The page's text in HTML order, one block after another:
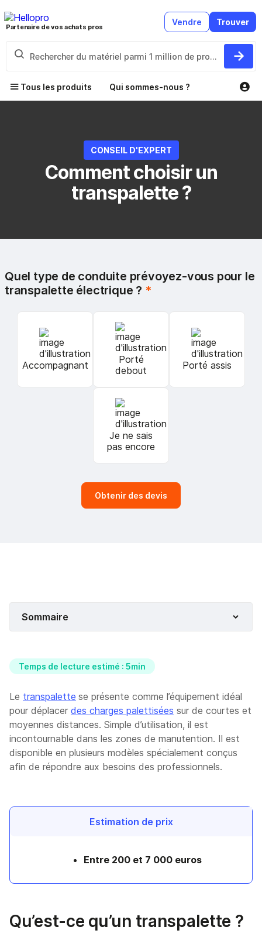
Partenaire de vos achats pros Vendre Trouver
Tous les produits Qui sommes-nous ?
CONSEIL D'EXPERT
Comment choisir un
transpalette ?
Quel type de conduite prévoyez-vous pour le
transpalette électrique ? *
Accompagnant
Porté
debout
Porté assis
Je ne sais
pas encore
Obtenir des devis
Sommaire
Temps de lecture estimé : 5min
Le transpalette se présente comme l’équipement idéal
pour déplacer des charges palettisées sur de courtes et
moyennes distances. Simple d’utilisation, il est
incontournable dans les zones de manutention. Il est
disponible en plusieurs modèles spécialement conçus
afin de répondre aux besoins des professionnels.
Estimation de prix
Entre 200 et 7 000 euros
Qu’est-ce qu’un transpalette ?